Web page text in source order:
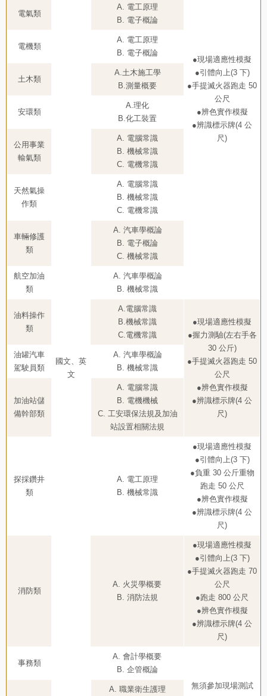
國文、英
文
●現場適應性模擬
●引體向上(3 下)
●手提滅火器跑走 50
公尺
●辨色實作模擬
●辨識標示牌(4 公
尺)
電氣類
A. 電工原理
B. 電子概論
電機類
A. 電工原理
B. 電子概論
土木類
A.土木施工學
B.測量概要
安環類
A.理化
B.化工裝置
公用事業
輸氣類
A. 電腦常識
B. 機械常識
C. 電機常識
天然氣操
作類
A. 電腦常識
B. 機械常識
C. 電機常識
車輛修護
類
A. 汽車學概論
B. 電子概論
C. 機械常識
航空加油
類
A. 汽車學概論
B. 機械常識
油料操作
類
A.電腦常識
B.機械常識
C.電機常識
●現場適應性模擬
●握力測驗(左右手各
30 公斤)
●手提滅火器跑走 50
公尺
●辨色實作模擬
●辨識標示牌(4 公
尺)
油罐汽車
駕駛員類
A. 汽車學概論
B. 機械常識
加油站儲
備幹部類
A. 電腦常識
B. 電機機械
C. 工安環保法規及加油
站設置相關法規
探採鑽井
類
A. 電工原理
B. 機械常識
●現場適應性模擬
●引體向上(3 下)
●負重 30 公斤重物
跑走 50 公尺
●辨色實作模擬
●辨識標示牌(4 公
尺)
消防類
A. 火災學概要
B. 消防法規
●現場適應性模擬
●引體向上(3 下)
●手提滅火器跑走 70
公尺
●跑走 800 公尺
●辨色實作模擬
●辨識標示牌(4 公
尺)
事務類
A. 會計學概要
B. 企管概論
無須參加現場測試
A. 職業衛生護理